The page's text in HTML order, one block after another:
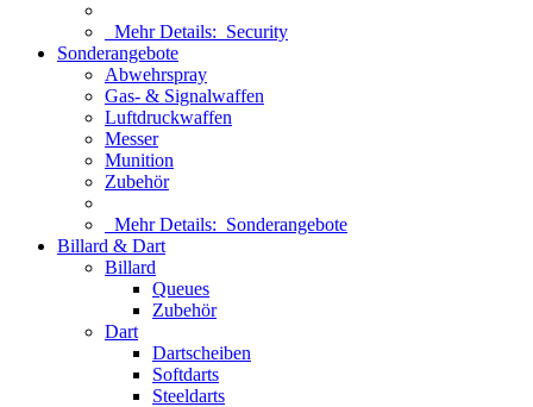
Mehr Details: Security
Sonderangebote
Abwehrspray
Gas- & Signalwaffen
Luftdruckwaffen
Messer
Munition
Zubehör
Mehr Details: Sonderangebote
Billard & Dart
Billard
Queues
Zubehör
Dart
Dartscheiben
Softdarts
Steeldarts